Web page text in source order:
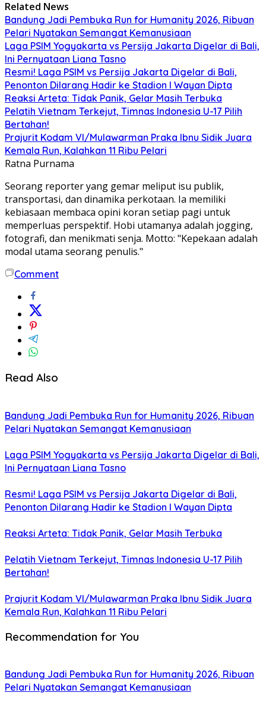
Related News
Bandung Jadi Pembuka Run for Humanity 2026, Ribuan
Pelari Nyatakan Semangat Kemanusiaan
Laga PSIM Yogyakarta vs Persija Jakarta Digelar di Bali,
Ini Pernyataan Liana Tasno
Resmi! Laga PSIM vs Persija Jakarta Digelar di Bali,
Penonton Dilarang Hadir ke Stadion I Wayan Dipta
Reaksi Arteta: Tidak Panik, Gelar Masih Terbuka
Pelatih Vietnam Terkejut, Timnas Indonesia U-17 Pilih
Bertahan!
Prajurit Kodam VI/Mulawarman Praka Ibnu Sidik Juara
Kemala Run, Kalahkan 11 Ribu Pelari
Ratna Purnama
Seorang reporter yang gemar meliput isu publik,
transportasi, dan dinamika perkotaan. Ia memiliki
kebiasaan membaca opini koran setiap pagi untuk
memperluas perspektif. Hobi utamanya adalah jogging,
fotografi, dan menikmati senja. Motto: "Kepekaan adalah
modal utama seorang penulis."
Comment
Read Also
Bandung Jadi Pembuka Run for Humanity 2026, Ribuan
Pelari Nyatakan Semangat Kemanusiaan
Laga PSIM Yogyakarta vs Persija Jakarta Digelar di Bali,
Ini Pernyataan Liana Tasno
Resmi! Laga PSIM vs Persija Jakarta Digelar di Bali,
Penonton Dilarang Hadir ke Stadion I Wayan Dipta
Reaksi Arteta: Tidak Panik, Gelar Masih Terbuka
Pelatih Vietnam Terkejut, Timnas Indonesia U-17 Pilih
Bertahan!
Prajurit Kodam VI/Mulawarman Praka Ibnu Sidik Juara
Kemala Run, Kalahkan 11 Ribu Pelari
Recommendation for You
Bandung Jadi Pembuka Run for Humanity 2026, Ribuan
Pelari Nyatakan Semangat Kemanusiaan